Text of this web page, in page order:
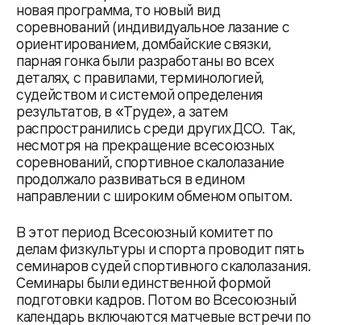
новая программа, то новый вид
соревнований (индивидуальное лазание с
ориентированием, домбайские связки,
парная гонка были разработаны во всех
деталях, с правилами, терминологией,
судейством и системой определения
результатов, в «Труде», а затем
распространились среди других ДСО. Так,
несмотря на прекращение всесоюзных
соревнований, спортивное скалолазание
продолжало развиваться в едином
направлении с широким обменом опытом.
В этот период Всесоюзный комитет по
делам физкультуры и спорта проводит пять
семинаров судей спортивного скалолазания.
Семинары были единственной формой
подготовки кадров. Потом во Всесоюзный
календарь включаются матчевые встречи по